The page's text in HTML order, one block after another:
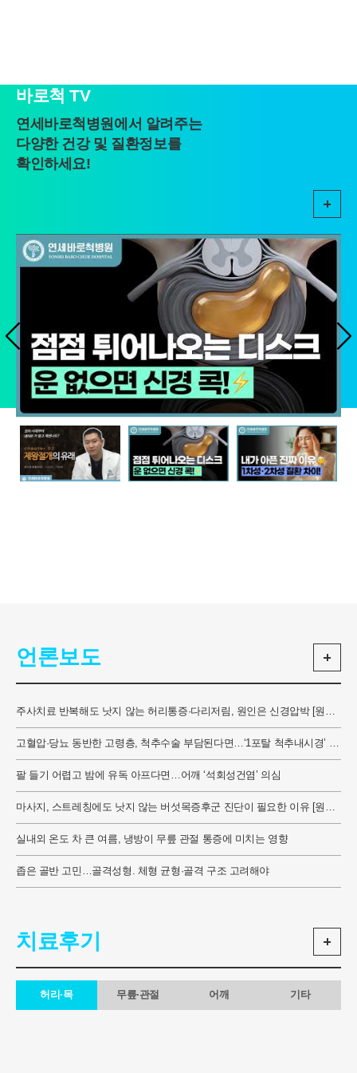
바로척 TV
연세바로척병원에서 알려주는
다양한 건강 및 질환정보를
확인하세요!
언론보도
주사치료 반복해도 낫지 않는 허리통증·다리저림, 원인은 신경압박 [원유
고혈압·당뇨 동반한 고령층, 척추수술 부담된다면…‘1포탈 척추내시경’ 적
팔 들기 어렵고 밤에 유독 아프다면…어깨 ‘석회성건염’ 의심
마사지, 스트레칭에도 낫지 않는 버섯목증후군 진단이 필요한 이유 [원유
실내외 온도 차 큰 여름, 냉방이 무릎 관절 통증에 미치는 영향
좁은 골반 고민…골격성형. 체형 균형·골격 구조 고려해야
치료후기
허리·목 무릎·관절 어깨 기타